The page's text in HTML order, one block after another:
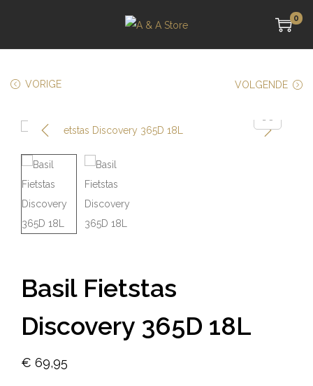
0
VORIGE VOLGENDE
Basil Fietstas
Discovery 365D 18L
€ 69,95